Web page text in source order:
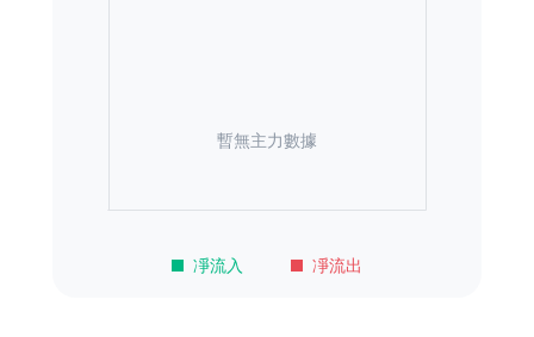
凈流入 凈流出
暫無主力數據